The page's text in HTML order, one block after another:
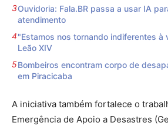
Ouvidoria: Fala.BR passa a usar IA
atendimento
"Estamos nos tornando indiferentes à
Leão XIV
Bombeiros encontram corpo de
em Piracicaba
A iniciativa também fortalece o
Emergência de Apoio a Desastres